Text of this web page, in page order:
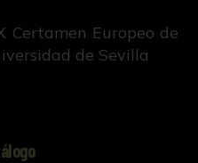
Certamen Europeo de
de Sevilla